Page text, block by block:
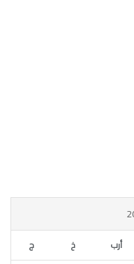
أرب خ ج